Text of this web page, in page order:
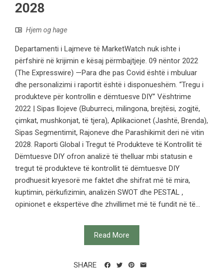
2028
Hjem og hage
Departamenti i Lajmeve të MarketWatch nuk ishte i
përfshirë në krijimin e kësaj përmbajtjeje. 09 nëntor 2022
(The Expresswire) —Para dhe pas Covid është i mbuluar
dhe personalizimi i raportit është i disponueshëm. “Tregu i
produkteve për kontrollin e dëmtuesve DIY” Vështrime
2022 | Sipas llojeve (Buburreci, milingona, brejtësi, zogjtë,
çimkat, mushkonjat, të tjera), Aplikacionet (Jashtë, Brenda),
Sipas Segmentimit, Rajoneve dhe Parashikimit deri në vitin
2028. Raporti Global i Tregut të Produkteve të Kontrollit të
Dëmtuesve DIY ofron analizë të thelluar mbi statusin e
tregut të produkteve të kontrollit të dëmtuesve DIY
prodhuesit kryesorë me faktet dhe shifrat më të mira,
kuptimin, përkufizimin, analizën SWOT dhe PESTAL ,
opinionet e ekspertëve dhe zhvillimet më të fundit në të...
Read More
SHARE